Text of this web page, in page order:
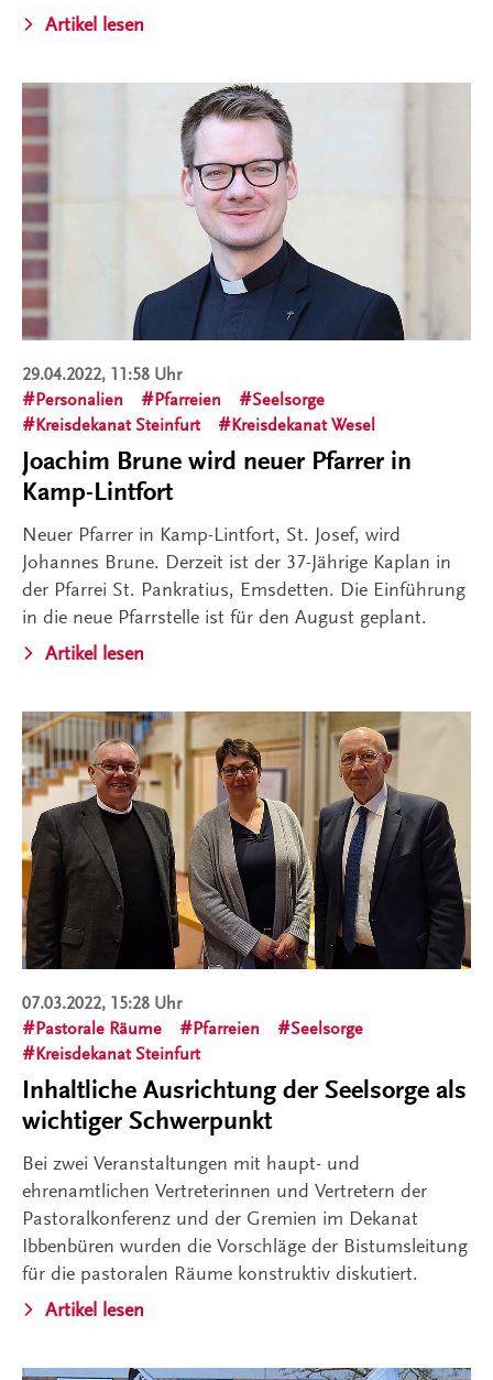
Artikel lesen
29.04.2022, 11:58 Uhr
Personalien
Pfarreien
Seelsorge
Kreisdekanat Steinfurt
Kreisdekanat Wesel
Joachim Brune wird neuer Pfarrer in
Kamp-Lintfort
Neuer Pfarrer in Kamp-Lintfort, St. Josef, wird
Johannes Brune. Derzeit ist der 37-Jährige Kaplan in
der Pfarrei St. Pankratius, Emsdetten. Die Einführung
in die neue Pfarrstelle ist für den August geplant.
Artikel lesen
07.03.2022, 15:28 Uhr
Pastorale Räume
Pfarreien
Seelsorge
Kreisdekanat Steinfurt
Inhaltliche Ausrichtung der Seelsorge als
wichtiger Schwerpunkt
Bei zwei Veranstaltungen mit haupt- und
ehrenamtlichen Vertreterinnen und Vertretern der
Pastoralkonferenz und der Gremien im Dekanat
Ibbenbüren wurden die Vorschläge der Bistumsleitung
für die pastoralen Räume konstruktiv diskutiert.
Artikel lesen